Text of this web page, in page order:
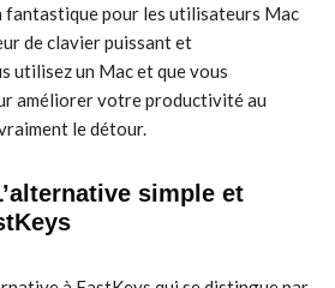
pour les utilisateurs Mac
de clavier puissant et
utilisez un Mac et que vous
améliorer votre productivité au
le détour.
simple et